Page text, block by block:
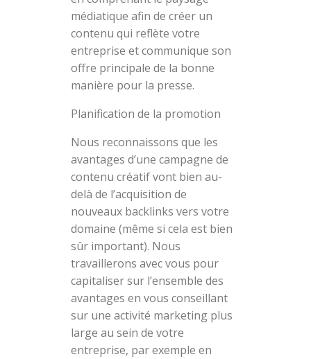
médiatique afin de créer un
contenu qui reflète votre
entreprise et communique son
offre principale de la bonne
manière pour la presse.
Planification de la promotion
Nous reconnaissons que les
avantages d’une campagne de
contenu créatif vont bien au-
delà de l’acquisition de
nouveaux backlinks vers votre
domaine (même si cela est bien
sûr important). Nous
travaillerons avec vous pour
capitaliser sur l’ensemble des
avantages en vous conseillant
sur une activité marketing plus
large au sein de votre
entreprise, par exemple en